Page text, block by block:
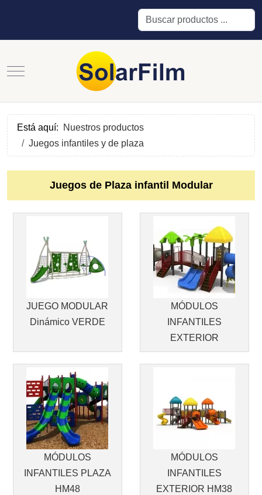
Buscar
Mobile Menu Toggle
Está aquí:
Nuestros productos
Juegos infantiles y de plaza
Juegos de Plaza infantil Modular
JUEGO MODULAR
Dinámico VERDE
MÓDULOS
INFANTILES
EXTERIOR
MÓDULOS
INFANTILES PLAZA
HM48
MÓDULOS
INFANTILES
EXTERIOR HM38